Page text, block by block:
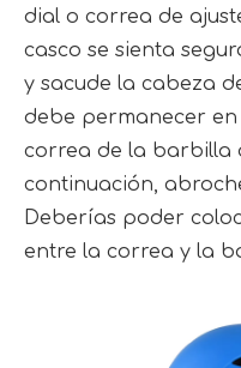
dial o correa de
casco se sienta
y sacude la cabeza
debe permanecer en
correa de la barbilla
continuación,
Deberías poder
entre la correa y la